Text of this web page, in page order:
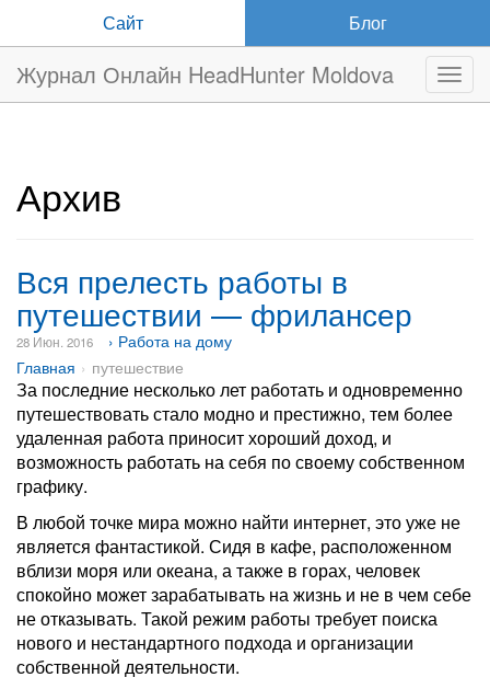
Сайт Блог
Журнал Онлайн HeadHunter Moldova
Архив
Вся прелесть работы в
путешествии — фрилансер
28 Июн. 2016
› Работа на дому
Главная
путешествие
За последние несколько лет работать и одновременно
путешествовать стало модно и престижно, тем более
удаленная работа приносит хороший доход, и
возможность работать на себя по своему собственном
графику.
В любой точке мира можно найти интернет, это уже не
является фантастикой. Сидя в кафе, расположенном
вблизи моря или океана, а также в горах, человек
спокойно может зарабатывать на жизнь и не в чем себе
не отказывать. Такой режим работы требует поиска
нового и нестандартного подхода и организации
собственной деятельности.